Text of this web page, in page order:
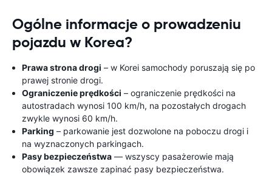
Ogólne informacje o prowadzeniu
pojazdu w Korea?
Prawa strona drogi – w Korei samochody poruszają się po
prawej stronie drogi.
Ograniczenie prędkości – ograniczenie prędkości na
autostradach wynosi 100 km/h, na pozostałych drogach
zwykle wynosi 60 km/h.
Parking – parkowanie jest dozwolone na poboczu drogi i
na wyznaczonych parkingach.
Pasy bezpieczeństwa — wszyscy pasażerowie mają
obowiązek zawsze zapinać pasy bezpieczeństwa.